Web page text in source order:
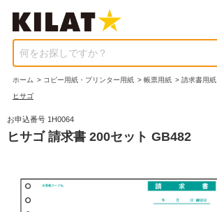
何をお探しですか？
ホーム > コピー用紙・プリンター用紙 > 帳票用紙 > 請求書用紙
ヒサゴ
お申込番号 1H0064
ヒサゴ 請求書 200セット GB482